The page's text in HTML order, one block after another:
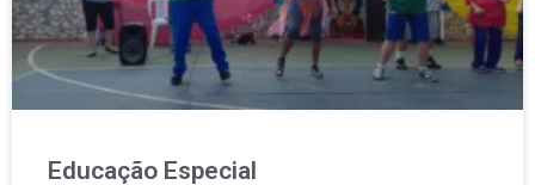
Educação Especial